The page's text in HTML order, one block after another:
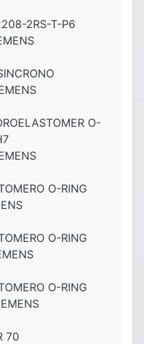
2RS-T-P6
O-
O-RING
O-RING
O-RING
70